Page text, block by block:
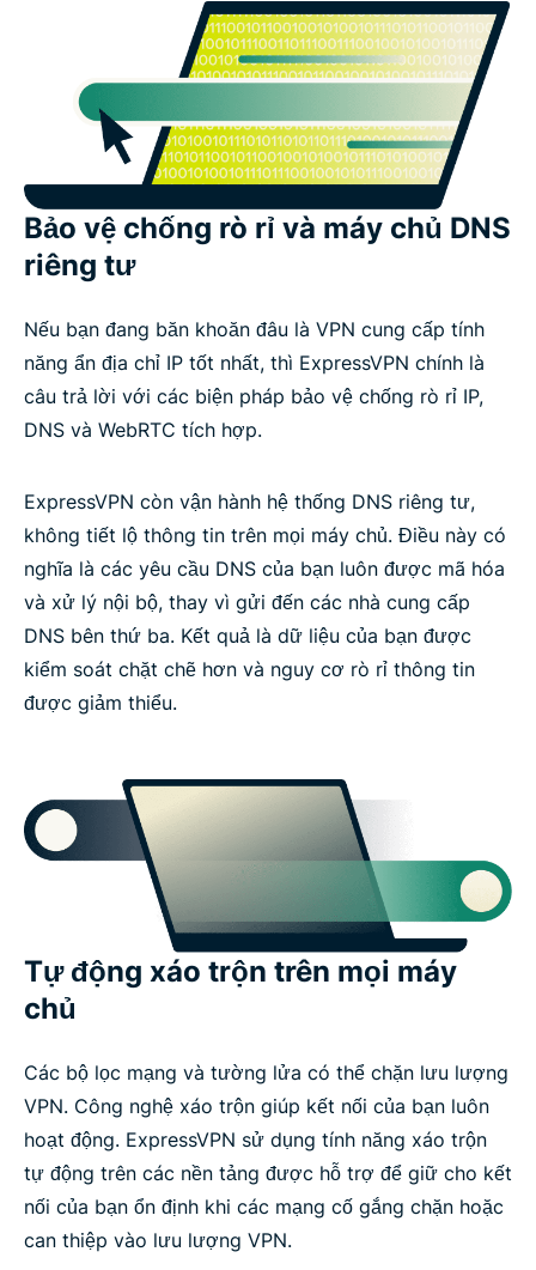
Bảo vệ chống rò rỉ và máy chủ DNS
riêng tư
Nếu bạn đang băn khoăn đâu là VPN cung cấp tính
năng ẩn địa chỉ IP tốt nhất, thì ExpressVPN chính là
câu trả lời với các biện pháp bảo vệ chống rò rỉ IP,
DNS và WebRTC tích hợp.
ExpressVPN còn vận hành hệ thống DNS riêng tư,
không tiết lộ thông tin trên mọi máy chủ. Điều này có
nghĩa là các yêu cầu DNS của bạn luôn được mã hóa
và xử lý nội bộ, thay vì gửi đến các nhà cung cấp
DNS bên thứ ba. Kết quả là dữ liệu của bạn được
kiểm soát chặt chẽ hơn và nguy cơ rò rỉ thông tin
được giảm thiểu.
Tự động xáo trộn trên mọi máy
chủ
Các bộ lọc mạng và tường lửa có thể chặn lưu lượng
VPN. Công nghệ xáo trộn giúp kết nối của bạn luôn
hoạt động. ExpressVPN sử dụng tính năng xáo trộn
tự động trên các nền tảng được hỗ trợ để giữ cho kết
nối của bạn ổn định khi các mạng cố gắng chặn hoặc
can thiệp vào lưu lượng VPN.